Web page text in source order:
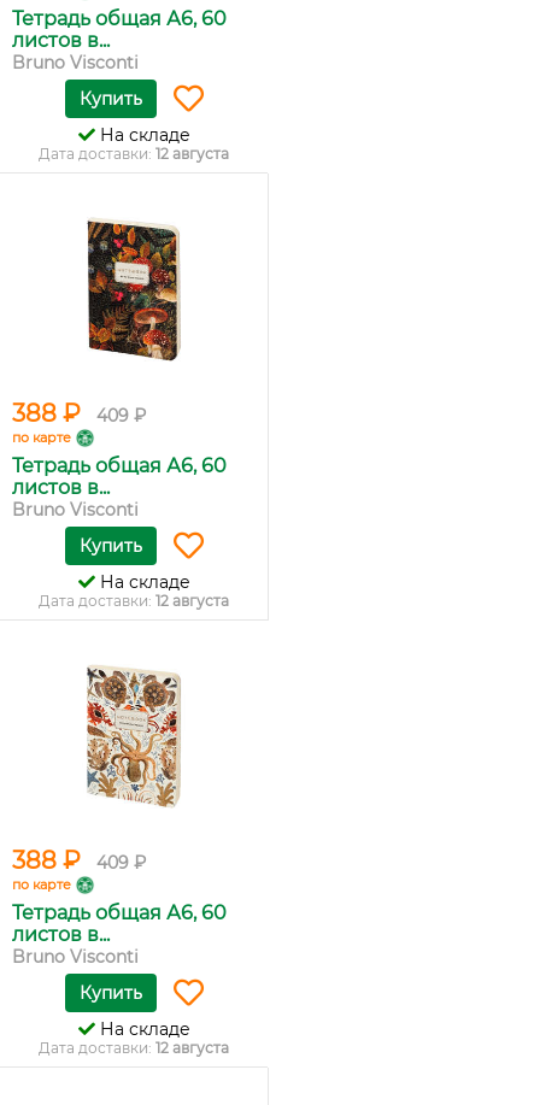
Тетрадь общая А6, 60
листов в...
Bruno Visconti
Купить
На складе
Дата доставки: 12 августа
388 ₽ 409 ₽
по карте
Тетрадь общая А6, 60
листов в...
Bruno Visconti
Купить
На складе
Дата доставки: 12 августа
388 ₽ 409 ₽
по карте
Тетрадь общая А6, 60
листов в...
Bruno Visconti
Купить
На складе
Дата доставки: 12 августа